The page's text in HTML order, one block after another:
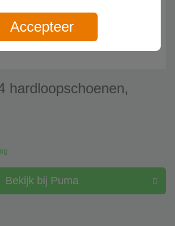
hardloopschoenen,
Bekijk bij Puma
Accepteer